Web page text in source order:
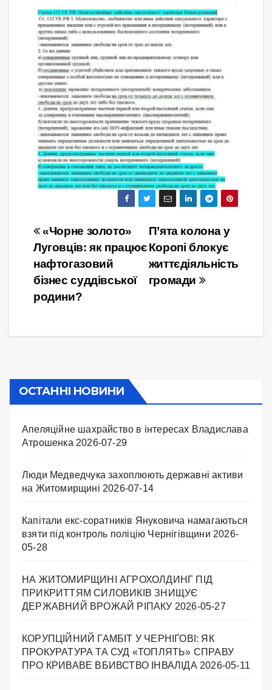
Навігація
записів
П’ята колона у
Коропі блокує
життєдіяльність
громади
«Чорне золото»
Луговців: як працює
нафтогазовий
бізнес суддівської
родини?
ОСТАННІ НОВИНИ
Апеляційне шахрайство в інтересах Владислава
Атрошенка 2026-07-29
Люди Медведчука захоплюють державні активи
на Житомирщині 2026-07-14
Капітали екс-соратників Януковича намагаються
взяти під контроль поліцію Чернігівщини 2026-
05-28
НА ЖИТОМИРЩИНІ АГРОХОЛДИНГ ПІД
ПРИКРИТТЯМ СИЛОВИКІВ ЗНИЩУЄ
ДЕРЖАВНИЙ ВРОЖАЙ РІПАКУ ​ 2026-05-27
КОРУПЦІЙНИЙ ГАМБІТ У ЧЕРНІГОВІ: ЯК
ПРОКУРАТУРА ТА СУД «ТОПЛЯТЬ» СПРАВУ
ПРО КРИВАВЕ ВБИВСТВО ІНВАЛІДА 2026-05-11